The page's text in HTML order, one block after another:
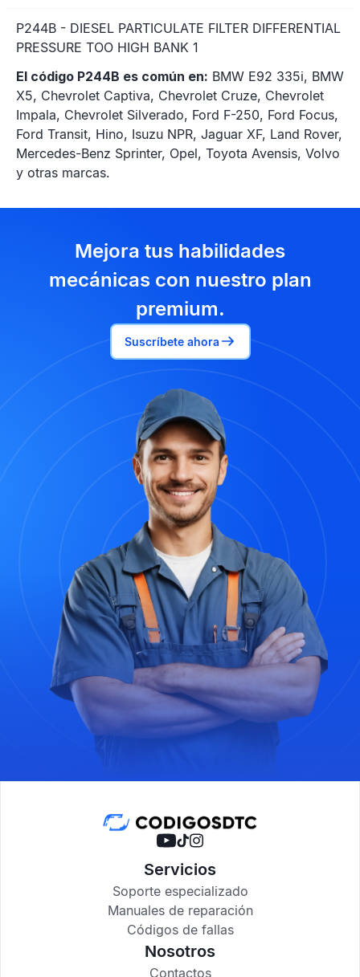
P244B - DIESEL PARTICULATE FILTER DIFFERENTIAL
PRESSURE TOO HIGH BANK 1
El código P244B es común en: BMW E92 335i, BMW
X5, Chevrolet Captiva, Chevrolet Cruze, Chevrolet
Impala, Chevrolet Silverado, Ford F-250, Ford Focus,
Ford Transit, Hino, Isuzu NPR, Jaguar XF, Land Rover,
Mercedes-Benz Sprinter, Opel, Toyota Avensis, Volvo
y otras marcas.
Mejora tus habilidades
mecánicas con nuestro plan
premium.
Suscríbete ahora
Servicios
Soporte especializado
Manuales de reparación
Códigos de fallas
Nosotros
Contactos